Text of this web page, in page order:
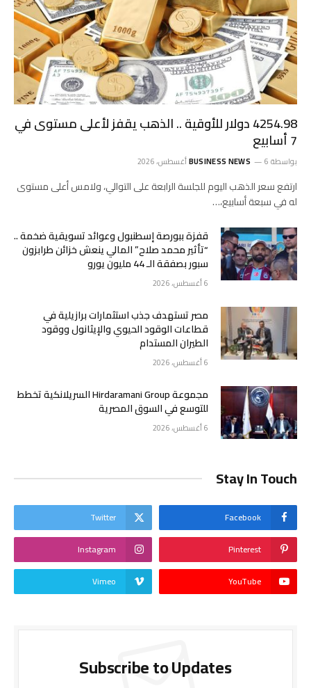
4254.98 دولار للأوقية .. الذهب يقفز لأعلى مستوى في
7 أسابيع
بواسطة BUSINESS NEWS 6 أغسطس، 2026
ارتفع ‌سعر الذهب اليوم للجلسة الرابعة على التوالي، ولامس ‌أعلى مستوى
له في سبعة أسابيع،…
قفزة ببورصة إسطنبول وعوائد تسويقية ضخمة ..
“تأثير محمد صلاح” المالي ينعش خزائن طرابزون
سبور بصفقة الـ 44 مليون يورو
6 أغسطس، 2026
مصر تستهدف جذب استثمارات برازيلية في
قطاعات الوقود الحيوي والإيثانول ووقود
الطيران المستدام
6 أغسطس، 2026
مجموعة Hirdaramani Group السريلانكية تخطط
للتوسع في السوق المصرية
6 أغسطس، 2026
Stay In Touch
Facebook
Twitter
Pinterest
Instagram
YouTube
Vimeo
Subscribe to Updates